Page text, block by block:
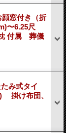
窓付き（折
〜6.25尺
付属 葬儀
み式タイ
掛け布団、